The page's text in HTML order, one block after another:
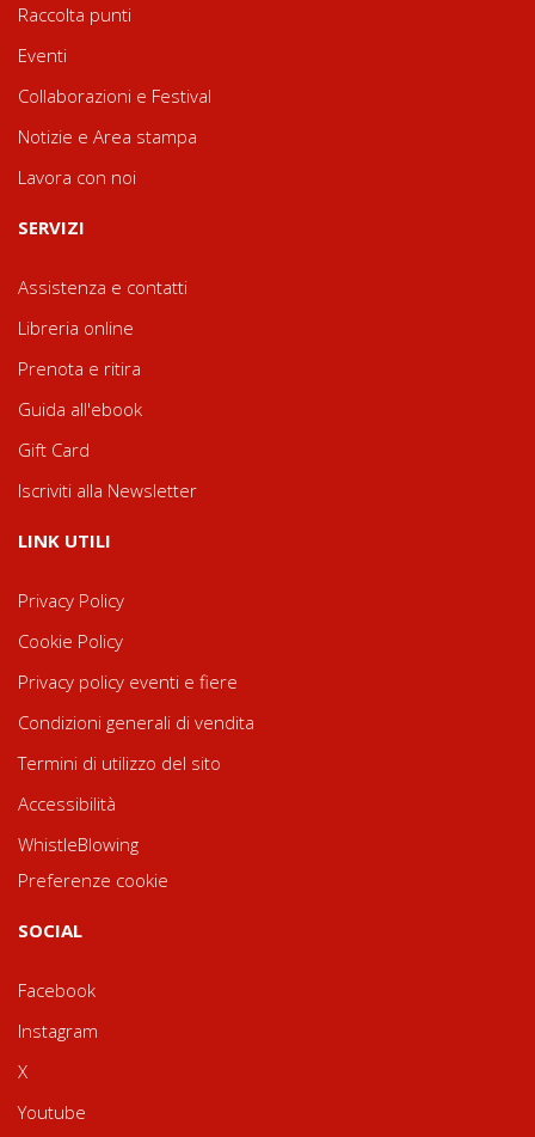
Raccolta punti
Eventi
Collaborazioni e Festival
Notizie e Area stampa
Lavora con noi
SERVIZI
Assistenza e contatti
Libreria online
Prenota e ritira
Guida all'ebook
Gift Card
Iscriviti alla Newsletter
LINK UTILI
Privacy Policy
Cookie Policy
Privacy policy eventi e fiere
Condizioni generali di vendita
Termini di utilizzo del sito
Accessibilità
WhistleBlowing
Preferenze cookie
SOCIAL
Facebook
Instagram
X
Youtube